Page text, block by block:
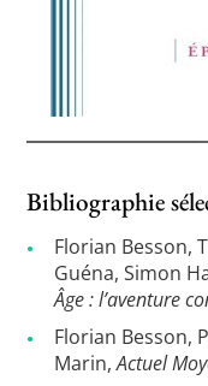
Bibliographie
Florian Besson,
Guéna, Simon
Âge : l’aventure
Florian Besson,
Marin,Actuel